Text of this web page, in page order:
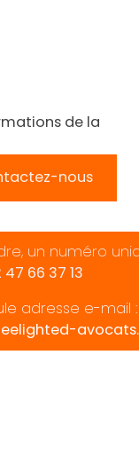
de la
nous
un numéro
47 66 37 13
adresse e-mail :